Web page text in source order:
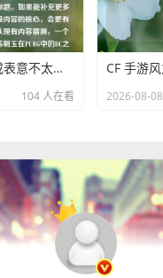
似乎不太完整或表意不太清晰，不太能明确其确切含义从而精准提炼标题。如果能补充更多背景信息或详细说明这段内容的核心，会更有助于生成合适标题。仅从现有内容猜测，一个可能的标题是，苏明与苏明玉在PUBG中的BC之旅 。
104 人在看 2026-08-08